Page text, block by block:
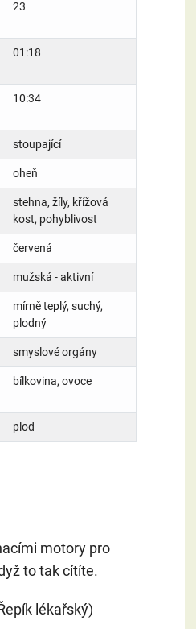
23
01:18
10:34
stoupající
oheň
stehna, žíly, křížová
kost, pohyblivost
červená
mužská - aktivní
mírně teplý, suchý,
plodný
smyslové orgány
bílkovina, ovoce
plod
motory pro
to tak cítíte.
lékařský)